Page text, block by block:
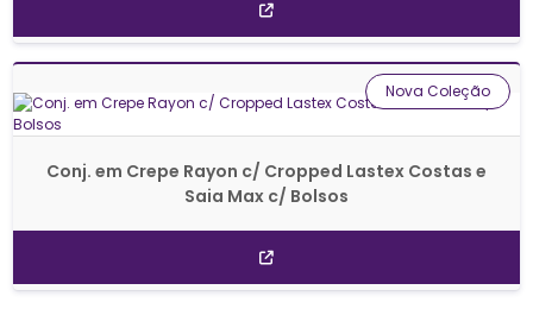
Conj. em Crepe Rayon c/ Cropped Lastex Costas e
Saia Max c/ Bolsos
Nova Coleção